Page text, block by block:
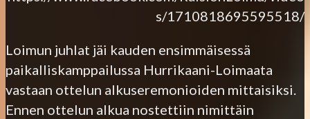
s/1710818695595518/
Loimun juhlat jäi kauden ensimmäisessä
paikalliskamppailussa Hurrikaani-Loimaata
vastaan ottelun alkuseremonioiden mittaisiksi.
Ennen ottelun alkua nostettiin nimittäin